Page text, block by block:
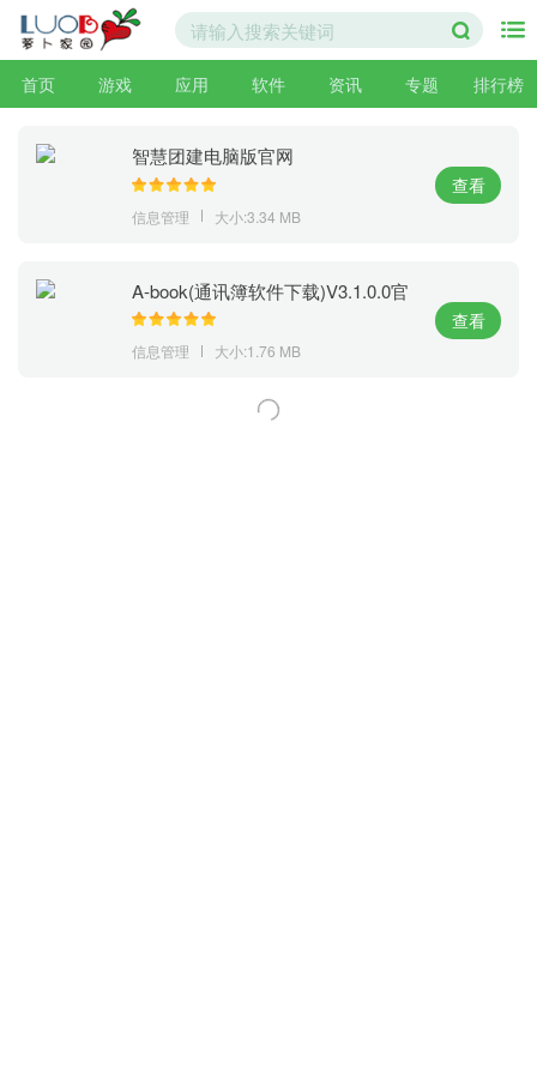
首页 游戏 应用 软件 资讯 专题 排行榜
智慧团建电脑版官网
信息管理 大小:3.34 MB
查看
A-book(通讯簿软件下载)V3.1.0.0官
方版
信息管理 大小:1.76 MB
查看